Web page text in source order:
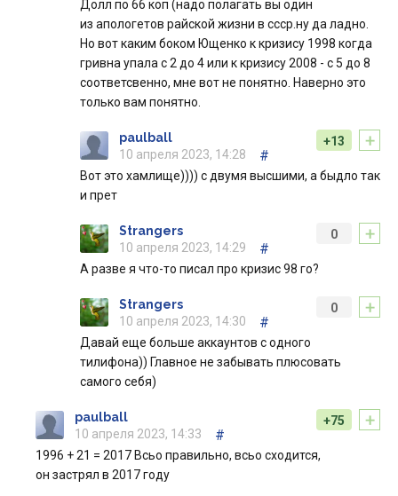
Долл по 66 коп (надо полагать вы один
из апологетов райской жизни в ссср.ну да ладно.
Но вот каким боком Ющенко к кризису 1998 когда
гривна упала с 2 до 4 или к кризису 2008 - с 5 до 8
соответсвенно, мне вот не понятно. Наверно это
только вам понятно.
+
+13
paulball
10 апреля 2023, 14:28
#
Вот это хамлище)))) с двумя высшими, а быдло так
и прет
+
0
Strangers
10 апреля 2023, 14:29
#
А разве я что-то писал про кризис 98 го?
+
0
Strangers
10 апреля 2023, 14:30
#
Давай еще больше аккаунтов с одного
тилифона)) Главное не забывать плюсовать
самого себя)
+
+75
paulball
10 апреля 2023, 14:33
#
1996 + 21 = 2017 Всьо правильно, всьо сходится,
он застрял в 2017 году